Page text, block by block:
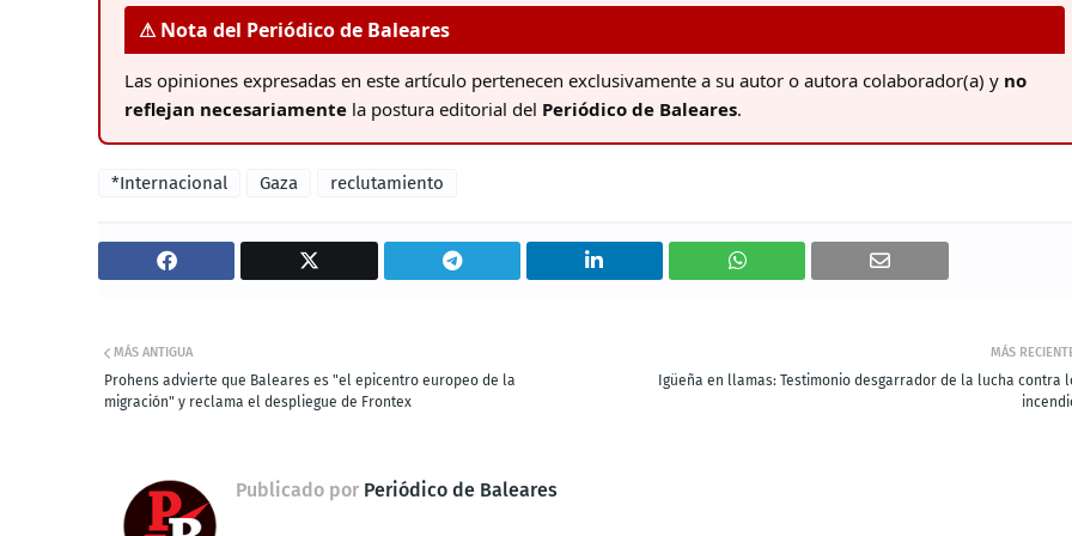
⚠ Nota del Periódico de Baleares
Las opiniones expresadas en este artículo pertenecen exclusivamente a su autor o autora colaborador(a) y no
reflejan necesariamente la postura editorial del Periódico de Baleares.
*Internacional Gaza reclutamiento
MÁS
Igüeña en llamas: Testimonio desgarrador de la lucha contra
MÁS ANTIGUA
Prohens advierte que Baleares es "el epicentro europeo de la
migración" y reclama el despliegue de Frontex
Publicado por Periódico de Baleares